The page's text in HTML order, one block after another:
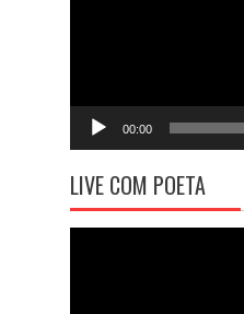
00:00
LIVE COM POETA